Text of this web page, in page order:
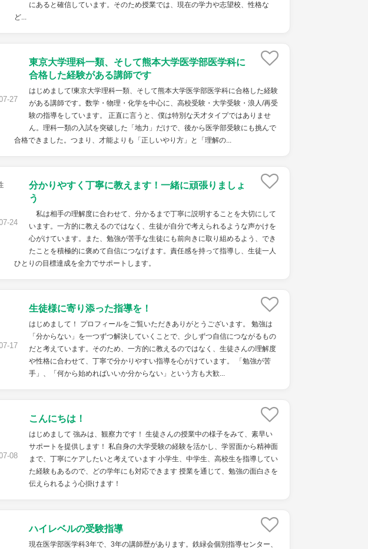
にあると確信しています。そのため授業では、現在の学力や志望校、性格な
ど...
27
東京大学理科一類、そして熊本大学医学部医学科に
合格した経験がある講師です
はじめまして!東京大学理科一類、そして熊本大学医学部医学科に合格した経験
がある講師です。数学・物理・化学を中心に、高校受験・大学受験・浪人/再受
験の指導をしています。 正直に言うと、僕は特別な天才タイプではありませ
ん。理科一類の入試を突破した「地力」だけで、後から医学部受験にも挑んで
合格できました。つまり、才能よりも「正しいやり方」と「理解の...
24
分かりやすく丁寧に教えます！一緒に頑張りましょ
う
私は相手の理解度に合わせて、分かるまで丁寧に説明することを大切にして
います。一方的に教えるのではなく、生徒が自分で考えられるような声かけを
心がけています。また、勉強が苦手な生徒にも前向きに取り組めるよう、でき
たことを積極的に褒めて自信につなげます。責任感を持って指導し、生徒一人
ひとりの目標達成を全力でサポートします。
17
生徒様に寄り添った指導を！
はじめまして！ プロフィールをご覧いただきありがとうございます。 勉強は
「分からない」を一つずつ解決していくことで、少しずつ自信につながるもの
だと考えています。そのため、一方的に教えるのではなく、生徒さんの理解度
や性格に合わせて、丁寧で分かりやすい指導を心がけています。 「勉強が苦
手」、「何から始めればいいか分からない」という方も大歓...
08
こんにちは！
はじめまして 強みは、観察力です！ 生徒さんの授業中の様子をみて、素早い
サポートを提供します！ 私自身の大学受験の経験を活かし、学習面から精神面
まで、丁寧にケアしたいと考えています 小学生、中学生、高校生を指導してい
た経験もあるので、どの学年にも対応できます 授業を通じて、勉強の面白さを
伝えられるよう心掛けます！
ハイレベルの受験指導
現在医学部医学科3年で、3年の講師歴があります。鉄緑会個別指導センター、